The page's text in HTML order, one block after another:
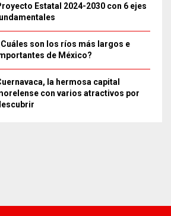
Estatal 2024-2030 con 6 ejes
son los ríos más largos e
de México?
la hermosa capital
con varios atractivos por